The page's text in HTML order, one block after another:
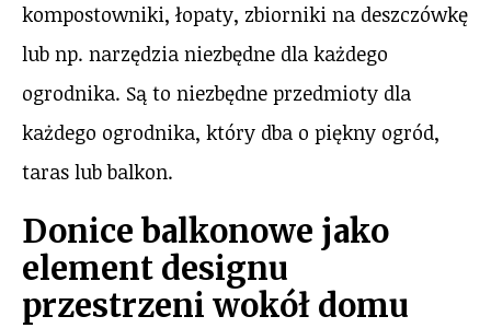
kompostowniki, łopaty, zbiorniki na deszczówkę
lub np. narzędzia niezbędne dla każdego
ogrodnika. Są to niezbędne przedmioty dla
każdego ogrodnika, który dba o piękny ogród,
taras lub balkon.
Donice balkonowe jako
element designu
przestrzeni wokół domu